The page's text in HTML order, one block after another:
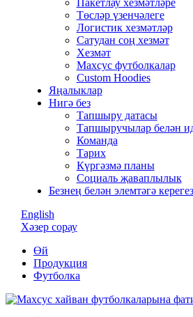
Пакетлау хезмәтләре
Төсләр үзенчәлеге
Логистик хезмәтләр
Сатудан соң хезмәт
Хезмәт
Махсус футболкалар
Custom Hoodies
Яңалыклар
Нигә без
Тапшыру датасы
Тапшыручылар белән
Команда
Тарих
Күргәзмә планы
Социаль җаваплылык
Безнең белән элемтәгә керегез
English
Хәзер сорау
Өй
Продукция
Футболка